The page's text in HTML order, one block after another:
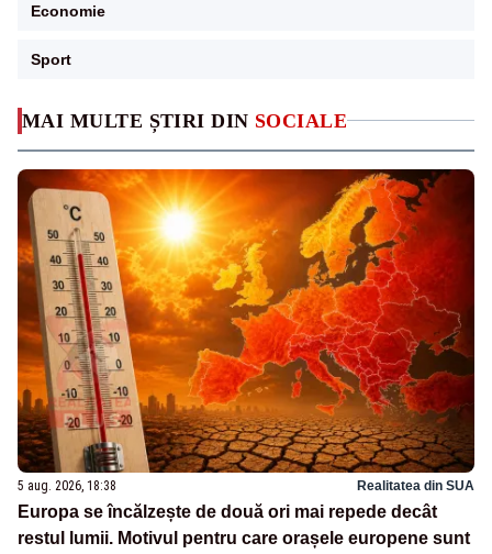
MAI MULTE ȘTIRI DIN SOCIALE
5 aug. 2026, 18:38 Realitatea din SUA
Europa se încălzește de două ori mai repede decât
restul lumii. Motivul pentru care orașele europene sunt
Economie
Sport